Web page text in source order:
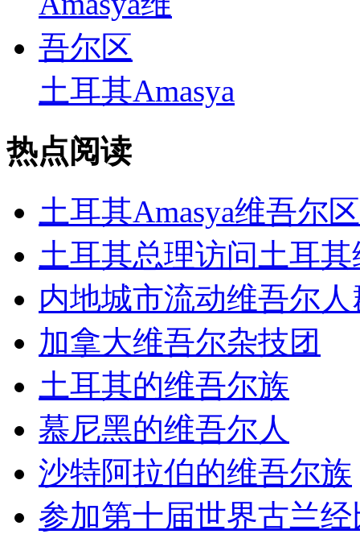
土耳其Amasya
热点阅读
土耳其Amasya维吾尔区
土耳其总理访问土耳
内地城市流动维吾尔
加拿大维吾尔杂技团
土耳其的维吾尔族
慕尼黑的维吾尔人
沙特阿拉伯的维吾尔族
参加第十届世界古兰